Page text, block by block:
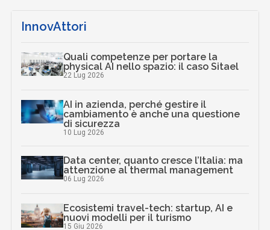
InnovAttori
Quali competenze per portare la
physical AI nello spazio: il caso Sitael
22 Lug 2026
AI in azienda, perché gestire il
cambiamento è anche una questione
di sicurezza
10 Lug 2026
Data center, quanto cresce l’Italia: ma
attenzione al thermal management
06 Lug 2026
Ecosistemi travel-tech: startup, AI e
nuovi modelli per il turismo
15 Giu 2026